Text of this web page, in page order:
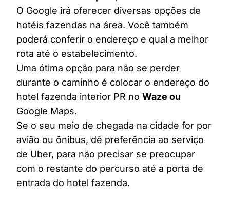
O Google irá oferecer diversas opções de
hotéis fazendas na área. Você também
poderá conferir o endereço e qual a melhor
rota até o estabelecimento.
Uma ótima opção para não se perder
durante o caminho é colocar o endereço do
hotel fazenda interior PR no Waze ou
Google Maps.
Se o seu meio de chegada na cidade for por
avião ou ônibus, dê preferência ao serviço
de Uber, para não precisar se preocupar
com o restante do percurso até a porta de
entrada do hotel fazenda.